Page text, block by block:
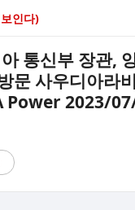
인다)
통신부 장관,
문 사우디아라
Power 2023/